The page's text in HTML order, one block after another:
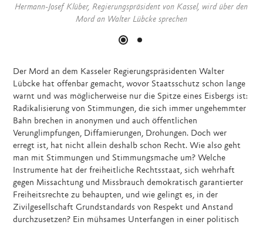
Hermann-Josef Klüber, Regierungspräsident von Kassel, wird über den
Mord an Walter Lübcke sprechen
Der Mord an dem Kasseler Regierungspräsidenten Walter
Lübcke hat offenbar gemacht, wovor Staatsschutz schon lange
warnt und was möglicherweise nur die Spitze eines Eisbergs ist:
Radikalisierung von Stimmungen, die sich immer ungehemmter
Bahn brechen in anonymen und auch öffentlichen
Verunglimpfungen, Diffamierungen, Drohungen. Doch wer
erregt ist, hat nicht allein deshalb schon Recht. Wie also geht
man mit Stimmungen und Stimmungsmache um? Welche
Instrumente hat der freiheitliche Rechtsstaat, sich wehrhaft
gegen Missachtung und Missbrauch demokratisch garantierter
Freiheitsrechte zu behaupten, und wie gelingt es, in der
Zivilgesellschaft Grundstandards von Respekt und Anstand
durchzusetzen? Ein mühsames Unterfangen in einer politisch